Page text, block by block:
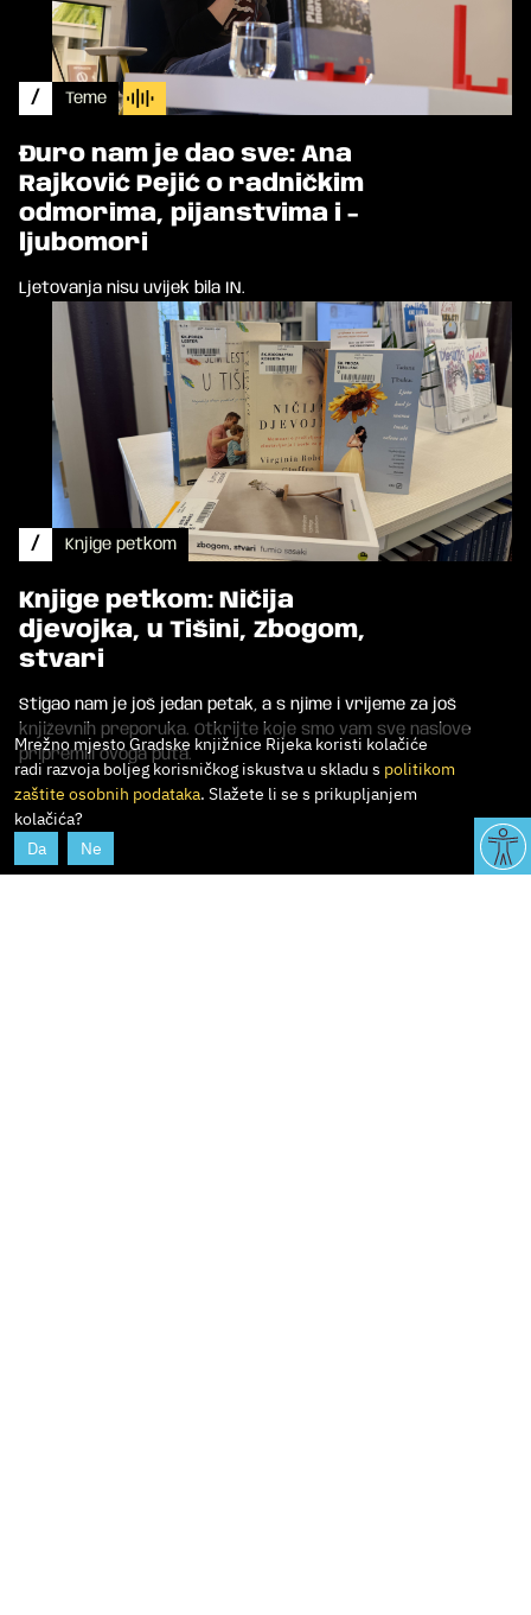
/ Teme
Đuro nam je dao sve: Ana
Rajković Pejić o radničkim
odmorima, pijanstvima i -
ljubomori
Ljetovanja nisu uvijek bila IN.
/ Knjige petkom
Knjige petkom: Ničija
djevojka, u Tišini, Zbogom,
stvari
Stigao nam je još jedan petak, a s njime i vrijeme za još
književnih preporuka. Otkrijte koje smo vam sve naslove
pripremili ovoga puta.
Mrežno mjesto Gradske knjižnice Rijeka koristi kolačiće
radi razvoja boljeg korisničkog iskustva u skladu s politikom
zaštite osobnih podataka. Slažete li se s prikupljanjem
kolačića?
Da
Ne